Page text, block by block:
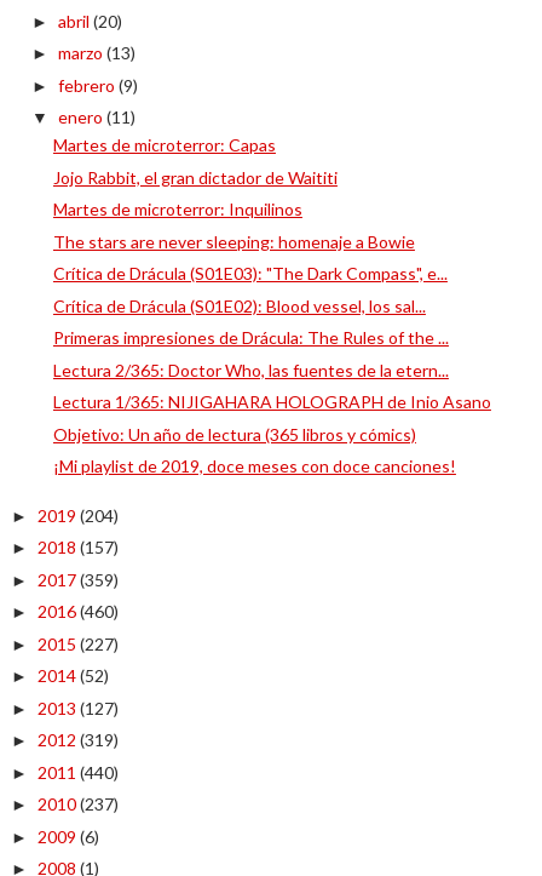
► abril (20)
► marzo (13)
► febrero (9)
▼ enero (11)
Martes de microterror: Capas
Jojo Rabbit, el gran dictador de Waititi
Martes de microterror: Inquilinos
The stars are never sleeping: homenaje a Bowie
Crítica de Drácula (S01E03): "The Dark Compass", e...
Crítica de Drácula (S01E02): Blood vessel, los sal...
Primeras impresiones de Drácula: The Rules of the ...
Lectura 2/365: Doctor Who, las fuentes de la etern...
Lectura 1/365: NIJIGAHARA HOLOGRAPH de Inio Asano
Objetivo: Un año de lectura (365 libros y cómics)
¡Mi playlist de 2019, doce meses con doce canciones!
► 2019 (204)
► 2018 (157)
► 2017(359)
► 2016(460)
► 2015 (227)
► 2014(52)
► 2013 (127)
► 2012 (319)
► 2011 (440)
► 2010(237)
► 2009 (6)
► 2008 (1)